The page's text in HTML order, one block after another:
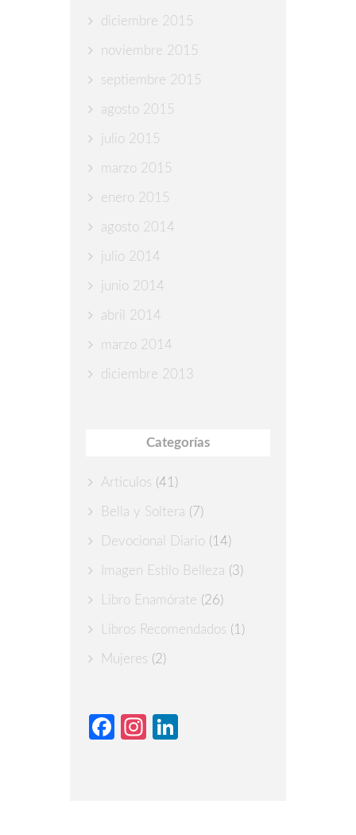
diciembre 2015
noviembre 2015
septiembre 2015
agosto 2015
julio 2015
marzo 2015
enero 2015
agosto 2014
julio 2014
junio 2014
abril 2014
marzo 2014
diciembre 2013
Categorías
Articulos (41)
Bella y Soltera (7)
Devocional Diario (14)
Imagen Estilo Belleza (3)
Libro Enamórate (26)
Libros Recomendados (1)
Mujeres (2)
Facebook
Instagram